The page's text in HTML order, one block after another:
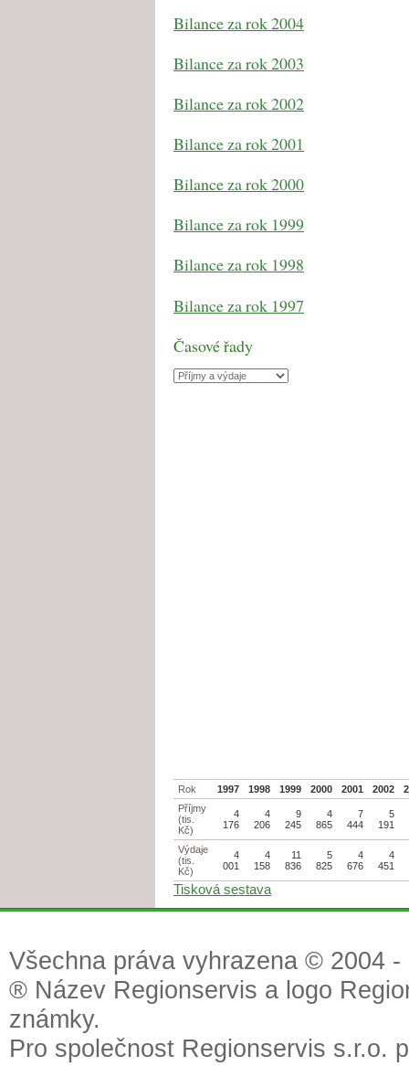
Bilance za rok 2004
Bilance za rok 2003
Bilance za rok 2002
Bilance za rok 2001
Bilance za rok 2000
Bilance za rok 1999
Bilance za rok 1998
Bilance za rok 1997
Časové řady
Rok 1997 1998 1999 2000 2001 2002
Příjmy
(tis.
Kč)
4
176
4
206
9
245
4
865
7
444
5
191
Výdaje
(tis.
Kč)
4
001
4
158
11
836
5
825
4
676
4
451
Tisková sestava
Všechna práva vyhrazena © 2004
® Název Regionservis a logo
známky.
Pro společnost Regionservis s.r.o.